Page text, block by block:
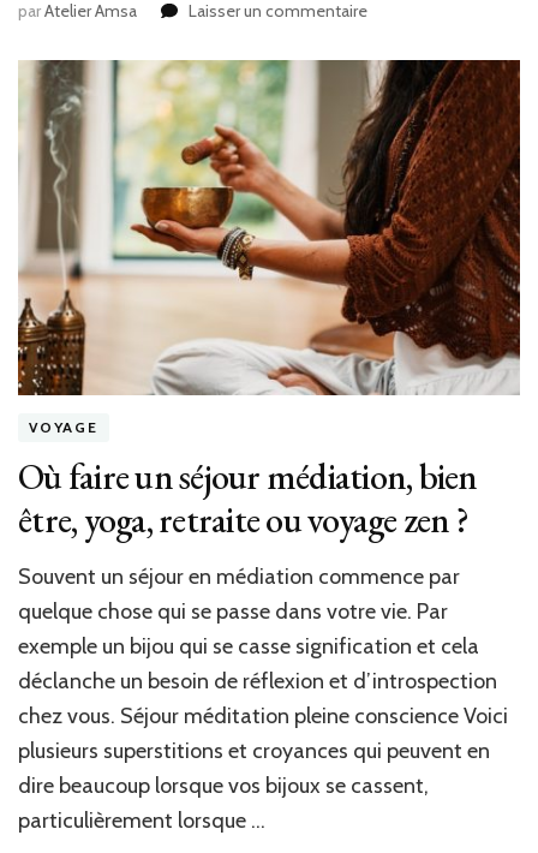
parAtelier Amsa Laisser un commentairesur
améliorer
la
collaboration
en
entreprise
grâce
au
Team
Building?
VOYAGE
Où faire un séjour médiation, bien
être, yoga, retraite ou voyage zen ?
Souvent un séjour en médiation commence par
quelque chose qui se passe dans votre vie. Par
exemple un bijou qui se casse signification et cela
déclanche un besoin de réflexion et d’introspection
chez vous. Séjour méditation pleine conscience Voici
plusieurs superstitions et croyances qui peuvent en
dire beaucoup lorsque vos bijoux se cassent,
particulièrement lorsque …